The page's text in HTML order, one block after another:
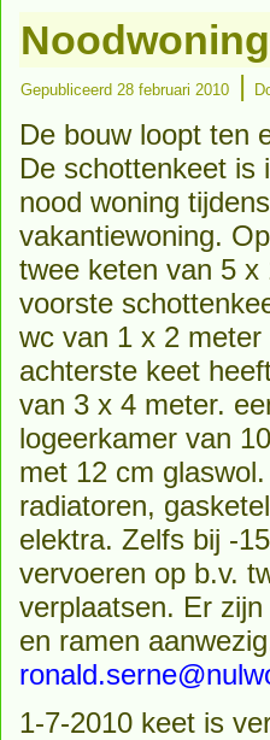
Gepubliceerd 28 februari 2010 |
De bouw loopt ten
De schottenkeet is
nood woning
vakantiewoning.
twee keten van 5 x
voorste
wc van 1 x 2
achterste keet
van 3 x 4 meter.
logeerkamer van
met 12 cm
radiatoren,
elektra. Zelfs bij -
vervoeren op b.v.
verplaatsen. Er
en ramen
1-7-2010 keet is